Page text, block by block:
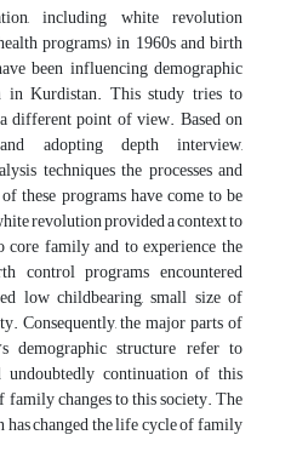
including white revolution
programs) in 1960s and birth
been influencing demographic
Kurdistan. This study tries to
different point of view. Based on
adopting depth interview,
techniques the processes and
these programs have come to be
revolution provided a context to
family and to experience the
control programs encountered
low childbearing, small size of
Consequently, the major parts of
demographic structure refer to
undoubtedly continuation of this
family changes to this society. The
changed the life cycle of family